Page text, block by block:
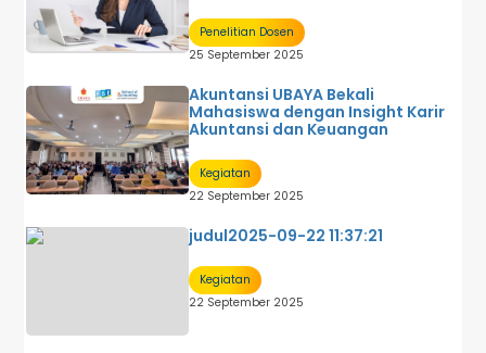
Penelitian Dosen
25 September 2025
Akuntansi UBAYA Bekali
Mahasiswa dengan Insight Karir
Akuntansi dan Keuangan
Kegiatan
22 September 2025
judul2025-09-22 11:37:21
Kegiatan
22 September 2025